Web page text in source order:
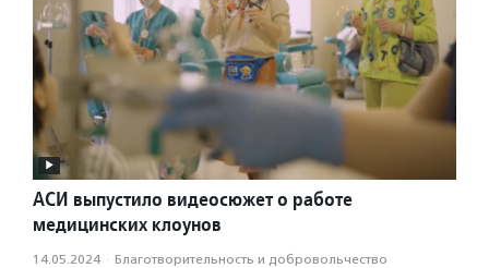
АСИ выпустило видеосюжет о работе
медицинских клоунов
14.05.2024 · Благотвори­тель­ность и доброволь­чест­во